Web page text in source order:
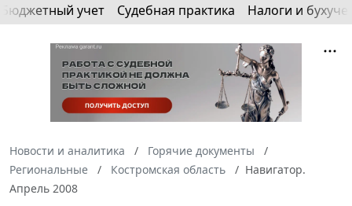
Бюджетный учет Судебная практика Налоги и
Новости и аналитика
Горячие документы
Региональные
Костромская область
Навигатор.
Апрель 2008